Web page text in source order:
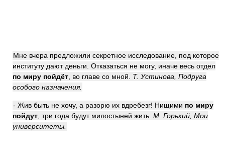
Мне вчера предложили секретное исследование, под которое
институту дают деньги. Отказаться не могу, иначе весь отдел
по миру пойдёт , во главе со мной. Т. Устинова, Подруга
особого назначения.
- Жив быть не хочу, а разорю их вдребезг! Нищими по миру
пойдут , три года будут милостыней жить. М. Горький, Мои
университеты.